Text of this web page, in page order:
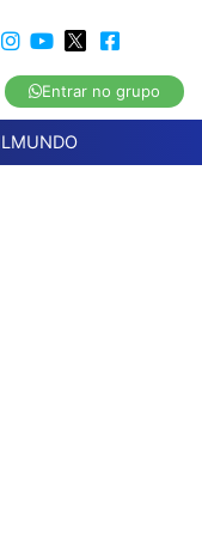
Entrar no grupo
MUNDO